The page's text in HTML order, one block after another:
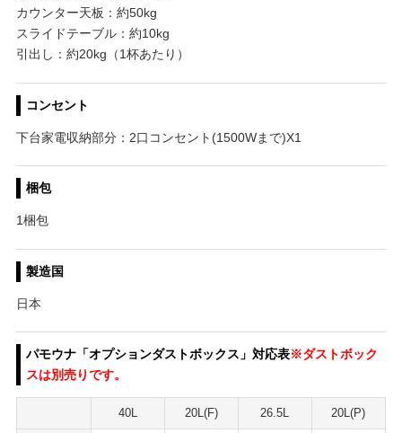
カウンター天板：約50kg
スライドテーブル：約10kg
引出し：約20kg（1杯あたり）
コンセント
下台家電収納部分：2口コンセント(1500Wまで)X1
梱包
1梱包
製造国
日本
パモウナ「オプションダストボックス」対応表※ダストボック
スは別売りです。
40L 20L(F) 26.5L 20L(P)